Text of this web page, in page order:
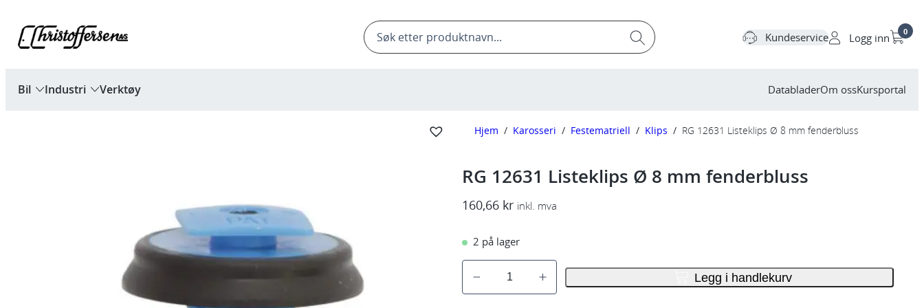
innhold
Products
search Kundeservice Logg inn 0
Bil Industri Verktøy DatabladerOm ossKursportal
Hjem / Karosseri / Festematriell / Klips / RG 12631 Listeklips Ø 8 mm fenderbluss
RG 12631 Listeklips Ø 8 mm fenderbluss
160,66 kr inkl. mva
2 på lager
G
Legg i handlekurv